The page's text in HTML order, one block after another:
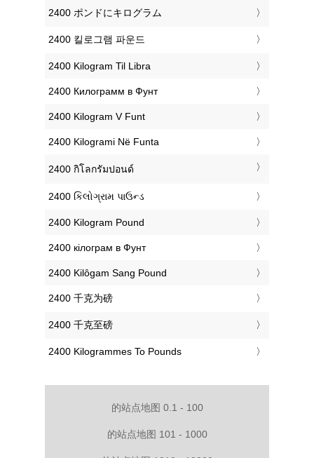
‎2400 ポンドにキログラム
‎2400 킬로그램 파운드
‎2400 Kilogram Til Libra
‎2400 Килограмм в Фунт
‎2400 Kilogram V Funt
‎2400 Kilogrami Në Funta
‎2400 กิโลกรัมปอนด์
‎2400 કિલોગ્રામ પાઉન્ડ
‎2400 Kilogram Pound
‎2400 кілограм в Фунт
‎2400 Kilôgam Sang Pound
‎2400 千克为磅
‎2400 千克至磅
‎2400 Kilogrammes To Pounds
的站点地图 0.1 - 100
的站点地图 101 - 1000